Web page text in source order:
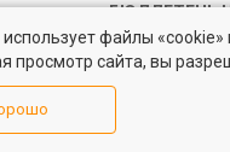
вариантов на
БЮЛЛЕТЕНЬ
Правила
Политика
файлы
просмотр сайта, вы